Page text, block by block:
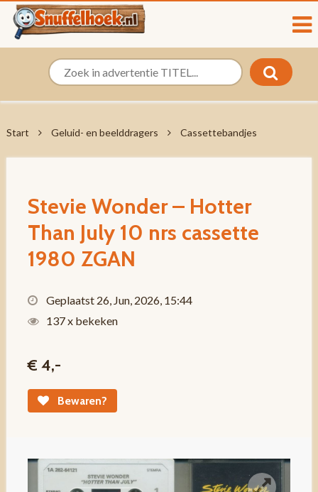
Start Geluid- en beelddragers Cassettebandjes
Stevie Wonder – Hotter
Than July 10 nrs cassette
1980 ZGAN
Geplaatst 26, Jun, 2026, 15:44
137 x bekeken
€ 4,-
Bewaren?